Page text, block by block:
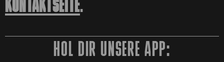
KONTAKTSEITE.
HOL DIR UNSERE APP: